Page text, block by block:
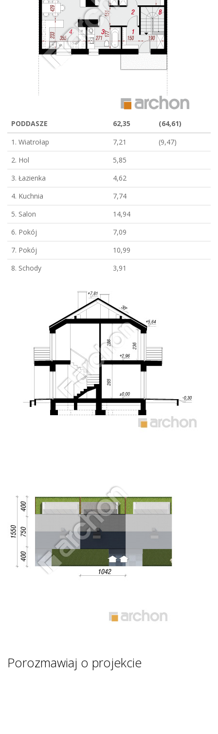
PODDASZE 62,35
(64,61)
1. Wiatrołap
7,21
(9,47)
2. Hol
5,85
3. Łazienka
4,62
4. Kuchnia
7,74
5. Salon
14,94
6. Pokój
7,09
7. Pokój
10,99
8. Schody
3,91
Porozmawiaj o projekcie